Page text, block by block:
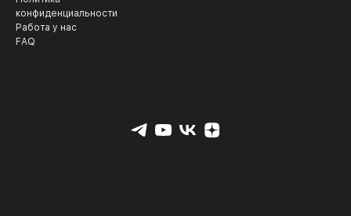
конфиденциальности
Работа у нас
FAQ